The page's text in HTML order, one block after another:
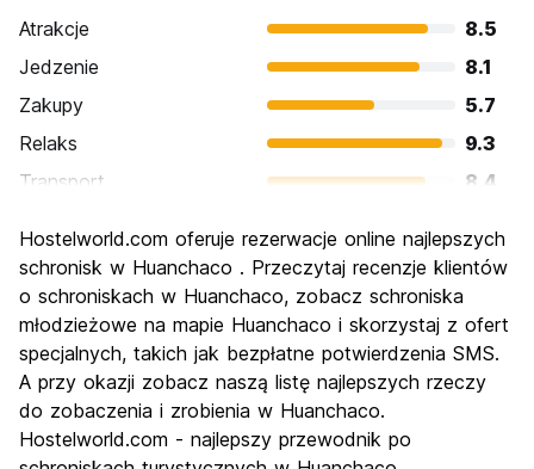
Atrakcje
8.5
Jedzenie
8.1
Zakupy
5.7
Relaks
9.3
Transport
8.4
Kultura
8.1
Imprezy
Najlepsza wartość
8.7
Hostelworld.com oferuje rezerwacje online najlepszych
schronisk w Huanchaco . Przeczytaj recenzje klientów
o schroniskach w Huanchaco, zobacz schroniska
młodzieżowe na mapie Huanchaco i skorzystaj z ofert
specjalnych, takich jak bezpłatne potwierdzenia SMS.
A przy okazji zobacz naszą listę najlepszych rzeczy
do zobaczenia i zrobienia w Huanchaco.
Hostelworld.com - najlepszy przewodnik po